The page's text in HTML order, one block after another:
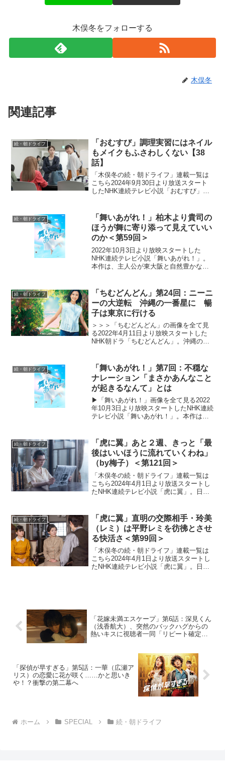
木俣冬をフォローする
木俣冬
関連記事
続・朝ドライフ
「おむすび」調理実習にはネイル
もメイクもふさわしくない【38
話】
「木俣冬の続・朝ドライフ」連載一覧は
こちら2024年9月30日より放送スタート
したNHK連続テレビ小説「おむすび」。
岡・糸島で両親や祖父母と共に暮らして
いた...
続・朝ドライフ
「舞いあがれ！」柏木より貴司の
ほうが舞に寄り添って見えていい
のか＜第59回＞
2022年10月3日より放映スタートした
NHK連続テレビ小説「舞いあがれ！」。
本作は、主人公が東大阪と自然豊かな長
折と再生のストーリー。ものづくりの
町・東大阪で生まれ育...
続・朝ドライフ
「ちむどんどん」第24回：ニーニ
ーの大逆転 沖縄の一番星に 暢
子は東京に行ける
＞＞＞「ちむどんどん」の画像を全て見
る2022年4月11日より放映スタートした
NHK朝ドラ「ちむどんどん」。沖縄の本
夢をかける主人公と支え合う兄妹たちの
絆を描くストーリ...
続・朝ドライフ
「舞いあがれ！」第7回：不穏な
ナレーション「まさかあんなこと
が起きるなんて」とは
▶「舞いあがれ！」画像を全て見る2022
年10月3日より放映スタートしたNHK連続
テレビ小説「舞いあがれ！」。本作は、
ら、空を飛ぶ夢に向かっていく挫折と再
生のストーリー。...
続・朝ドライフ
「虎に翼」あと２週、きっと「最
後はいいほうに流れていくわね」
（by梅子）＜第121回＞
「木俣冬の続・朝ドライフ」連載一覧は
こちら2024年4月1日より放送スタートし
たNHK連続テレビ小説「虎に翼」。日本
く本作。困難な時代に生まれながらも仲
間たちと切磋琢磨...
続・朝ドライフ
「虎に翼」直明の交際相手・玲美
（レミ）は平野レミを彷彿とさせ
る快活さ＜第99回＞
「木俣冬の続・朝ドライフ」連載一覧は
こちら2024年4月1日より放送スタートし
たNHK連続テレビ小説「虎に翼」。日本
「花嫁未満エスケープ」第6話：深見くん
（浅香航大）、突然のバックハグからの
熱いキスに視聴者一同「リピート確定」
「探偵が早すぎる」第5話：一華（広瀬ア
リス）の恋愛に花が咲く……かと思いき
や！？衝撃の第二幕へ
ホーム SPECIAL 続・朝ドライフ